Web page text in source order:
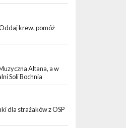
krew, pomóż
Altana, a w
Soli Bochnia
dla strażaków z OSP